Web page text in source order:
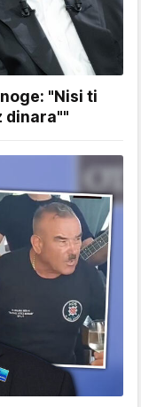
"Nisi ti
dinara""